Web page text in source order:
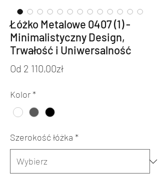
Łóżko Metalowe 0407 (1) -
Minimalistyczny Design,
Trwałość i Uniwersalność
Od 2 110,00złCena
Kolor*
Szerokość łóżka *